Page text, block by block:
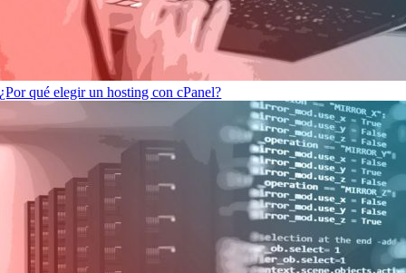
¿Por qué elegir un hosting con cPanel?